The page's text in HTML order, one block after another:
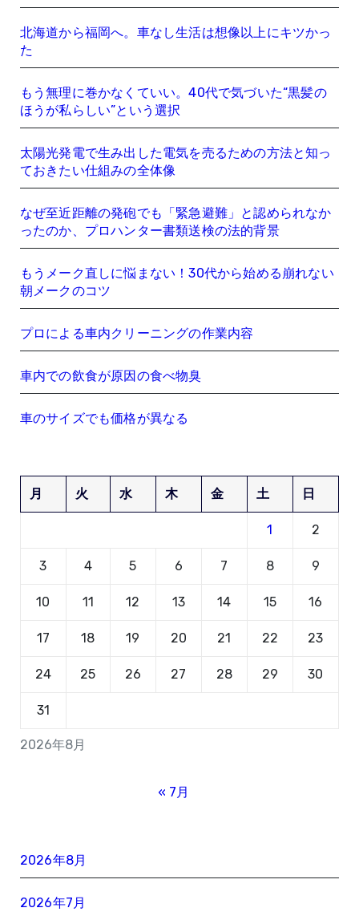
北海道から福岡へ。車なし生活は想像以上にキツかっ
た
もう無理に巻かなくていい。40代で気づいた“黒髪の
ほうが私らしい”という選択
太陽光発電で生み出した電気を売るための方法と知っ
ておきたい仕組みの全体像
なぜ至近距離の発砲でも「緊急避難」と認められなか
ったのか、プロハンター書類送検の法的背景
もうメーク直しに悩まない！30代から始める崩れない
朝メークのコツ
プロによる車内クリーニングの作業内容
車内での飲食が原因の食べ物臭
車のサイズでも価格が異なる
2026年8月
月 火 水 木 金 土 日
1 2
3 4 5 6 7 8 9
10 11 12 13 14 15 16
17 18 19 20 21 22 23
24 25 26 27 28 29 30
31
« 7月
2026年8月
2026年7月